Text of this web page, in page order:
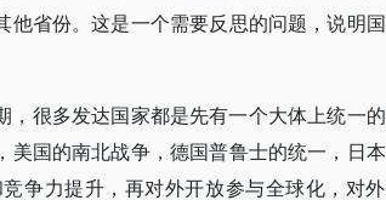
省份。这是一个需要反思的问题，说明
很多发达国家都是先有一个大体上统一
国的南北战争，德国普鲁士的统一，日
争力提升，再对外开放参与全球化，对